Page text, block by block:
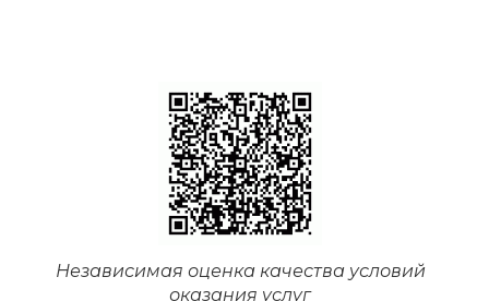
Независимая оценка качества условий
оказания услуг